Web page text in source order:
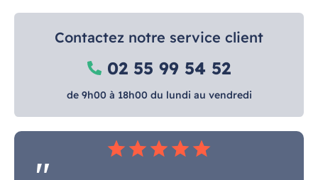
Contactez notre service client
02 55 99 54 52
de 9h00 à 18h00 du lundi au vendredi
star star star star star